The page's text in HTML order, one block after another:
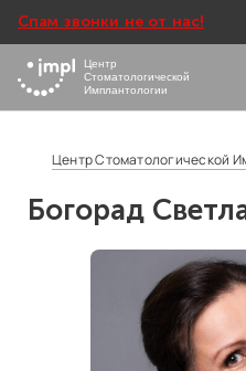
Спам звонки не от нас!
Центр
Стоматологической
Имплантологии
Центр Стоматологической
Богорад